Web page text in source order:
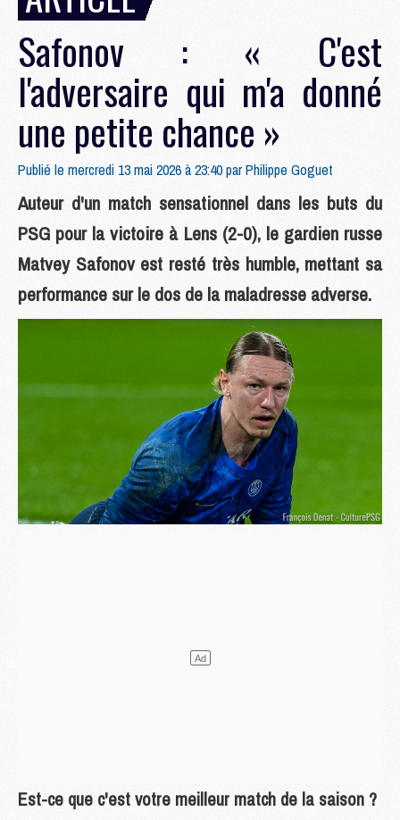
Safonov : « C'est
l'adversaire qui m'a donné
une petite chance »
Publié le mercredi 13 mai 2026 à 23:40 parPhilippe Goguet
Auteur d'un match sensationnel dans les buts du
PSG pour la victoire à Lens (2-0), le gardien russe
Matvey Safonov est resté très humble, mettant sa
performance sur le dos de la maladresse adverse.
Est-ce que c'est votre meilleur match de la saison ?